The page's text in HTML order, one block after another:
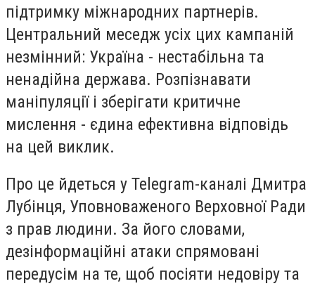
підтримку міжнародних партнерів.
Центральний меседж усіх цих кампаній
незмінний: Україна - нестабільна та
ненадійна держава. Розпізнавати
маніпуляції і зберігати критичне
мислення - єдина ефективна відповідь
на цей виклик.
Про це йдеться у Telegram-каналі Дмитра
Лубінця, Уповноваженого Верховної Ради
з прав людини. За його словами,
дезінформаційні атаки спрямовані
передусім на те, щоб посіяти недовіру та